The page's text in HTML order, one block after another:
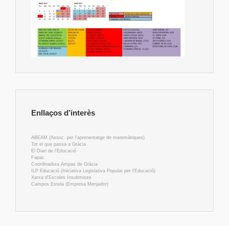
Enllaços d’interès
ABEAM (Assoc. per l'aprenentatge de matemàtiques)
Tot el que passa a Gràcia
El Diari de l'Educació
Fapac
Coordinadora Ampas de Gràcia
ILP Educació (Iniciativa Legislativa Popular per l'Educació)
Xarxa d'Escoles Insubmises
Campos Estela (Empresa Menjador)